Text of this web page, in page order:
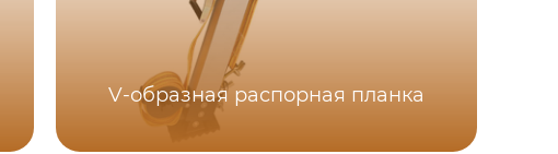
V-образная распорная планка